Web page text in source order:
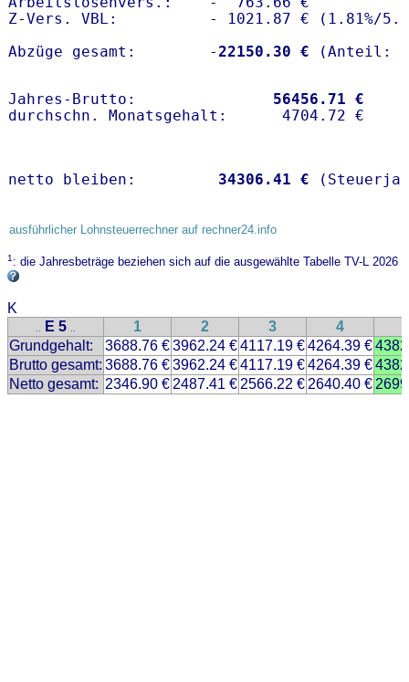
Z-Vers. VBL:          - 1021.87 € ( 1.81%/
Abzüge gesamt:        -22150.30 €
Jahres-Brutto: 56456.71 €
netto bleiben: 34306.41 €
ausführlicher Lohnsteuerrechner auf rechner24.info
1: die Jahresbeträge beziehen sich auf die ausgewählte Tabelle TV-L 2026
K
.. E 5 .. 1 2 3 4
Grundgehalt:
3688.76 €3962.24 €4117.19 €4264.39 €
Brutto gesamt: 3688.76 €3962.24 €4117.19 €4264.39 €
Netto gesamt: 2346.90 € 2487.41 € 2566.22 € 2640.40 €